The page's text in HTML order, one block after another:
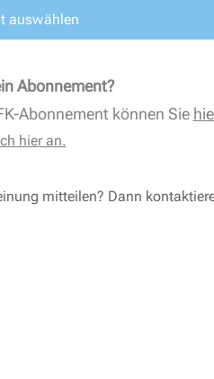
auswählen
Abonnement?
Abonnement können Sie
hier an.
mitteilen? Dann